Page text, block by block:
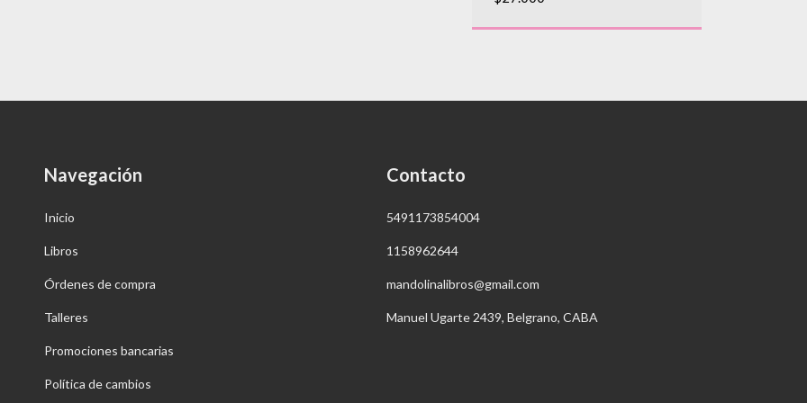
Navegación
Inicio
Libros
Órdenes de compra
Talleres
Promociones bancarias
Política de cambios
Contacto
5491173854004
1158962644
mandolinalibros@gmail.com
Manuel Ugarte 2439, Belgrano, CABA